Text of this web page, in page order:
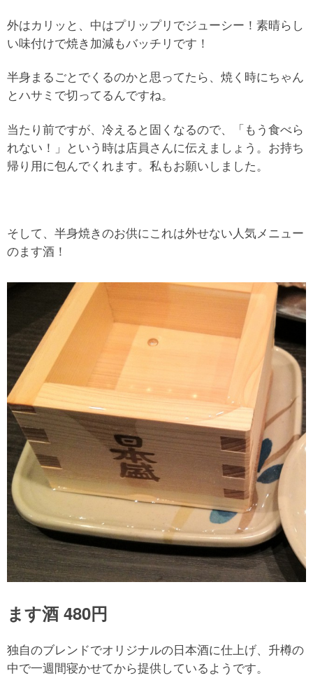
外はカリッと、中はプリップリでジューシー！素晴らし
い味付けで焼き加減もバッチリです！
半身まるごとでくるのかと思ってたら、焼く時にちゃん
とハサミで切ってるんですね。
当たり前ですが、冷えると固くなるので、「もう食べら
れない！」という時は店員さんに伝えましょう。お持ち
帰り用に包んでくれます。私もお願いしました。
そして、半身焼きのお供にこれは外せない人気メニュー
のます酒！
ます酒 480円
独自のブレンドでオリジナルの日本酒に仕上げ、升樽の
中で一週間寝かせてから提供しているようです。